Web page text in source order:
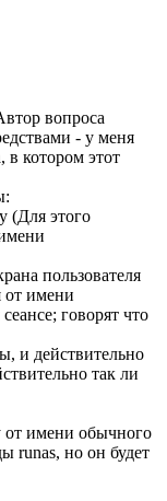
вопроса
- у меня
в котором этот
(Для этого
пользователя
от имени
говорят что
и действительно
так ли
от имени обычного
runas, но он будет